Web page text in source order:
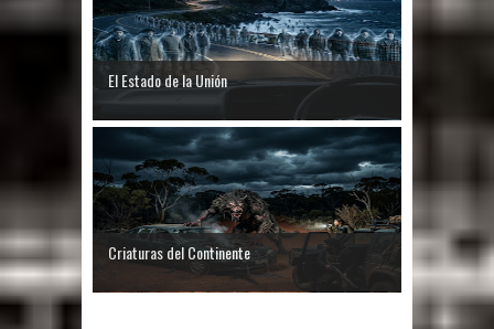
El Estado de la Unión
Criaturas del Continente